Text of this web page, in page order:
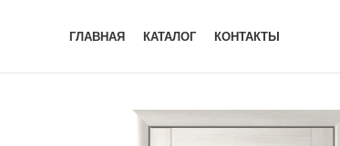
ГЛАВНАЯ КАТАЛОГ КОНТАКТЫ